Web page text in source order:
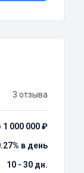
3 отзыва
1 000 000 ₽
в день
10 - 30 дн.